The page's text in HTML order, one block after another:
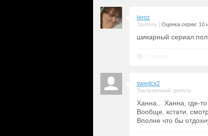
leroz
Зритель Оценка серии: 10
шикарный сериал
swedcx2
Заслуженный зритель
Ханна... Ханна, где-то
Вообще, кстати,
Вполне что бы